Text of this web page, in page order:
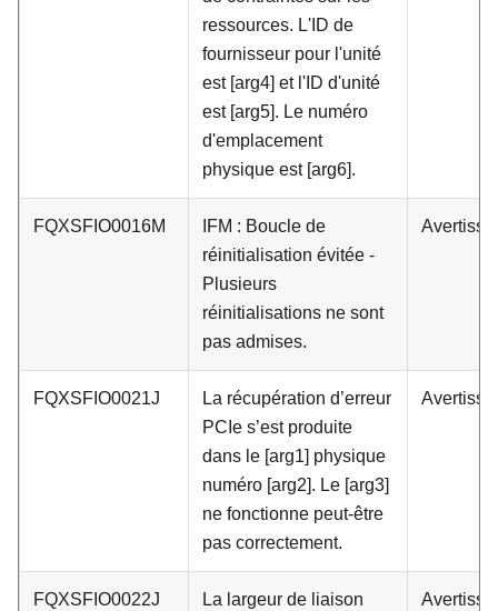
ressources. L'ID de
fournisseur pour l'unité
est [arg4] et l'ID d'unité
est [arg5]. Le numéro
d'emplacement
physique est [arg6].
FQXSFIO0016M
IFM : Boucle de
réinitialisation évitée -
Plusieurs
réinitialisations ne sont
pas admises.
FQXSFIO0021J
La récupération d’erreur
PCIe s’est produite
dans le [arg1] physique
numéro [arg2]. Le [arg3]
ne fonctionne peut-être
pas correctement.
FQXSFIO0022J
La largeur de liaison